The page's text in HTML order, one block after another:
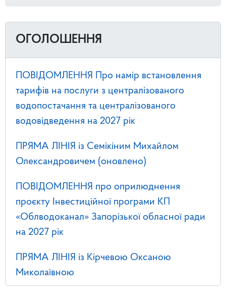
ОГОЛОШЕННЯ
ПОВІДОМЛЕННЯ Про намір встановлення
тарифів на послуги з централізованого
водопостачання та централізованого
водовідведення на 2027 рік
ПРЯМА ЛІНІЯ із Семікіним Михайлом
Олександровичем (оновлено)
ПОВІДОМЛЕННЯ про оприлюднення
проєкту Інвестиційної програми КП
«Облводоканал» Запорізької обласної ради
на 2027 рік
ПРЯМА ЛІНІЯ із Кірчевою Оксаною
Миколаївною